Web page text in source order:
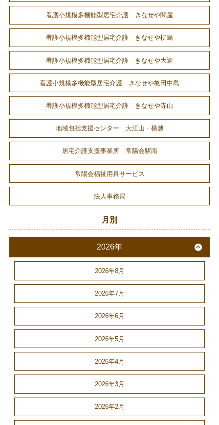
看護小規模多機能型居宅介護 きなせや関屋
看護小規模多機能型居宅介護 きなせや柳島
看護小規模多機能型居宅介護 きなせや大迎
看護小規模多機能型居宅介護 きなせや亀田中島
看護小規模多機能型居宅介護 きなせや寺山
地域包括支援センター 大江山・横越
居宅介護支援事業所 常陽会駅南
常陽会福祉用具サービス
法人事務局
月別
2026年
2026年8月
2026年7月
2026年6月
2026年5月
2026年4月
2026年3月
2026年2月